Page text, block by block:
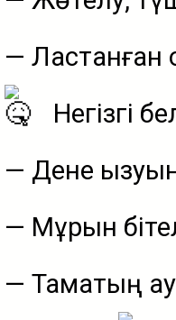
— Ластанған
Негізгі
— Дене
— Мұрын
— Тамақтың